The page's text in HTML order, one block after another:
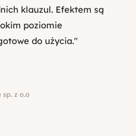
klauzul. Efektem są
poziomie
do użycia."
z o.o